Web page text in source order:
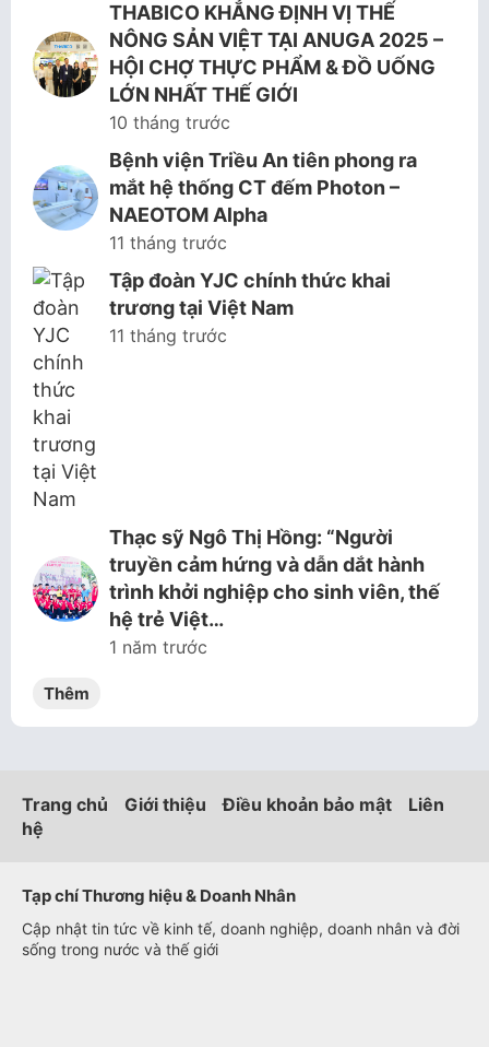
THABICO KHẲNG ĐỊNH VỊ THẾ
NÔNG SẢN VIỆT TẠI ANUGA 2025 –
HỘI CHỢ THỰC PHẨM & ĐỒ UỐNG
LỚN NHẤT THẾ GIỚI
10 tháng trước
Bệnh viện Triều An tiên phong ra
mắt hệ thống CT đếm Photon –
NAEOTOM Alpha
11 tháng trước
Tập đoàn YJC chính thức khai
trương tại Việt Nam
11 tháng trước
Thạc sỹ Ngô Thị Hồng: “Người
truyền cảm hứng và dẫn dắt hành
trình khởi nghiệp cho sinh viên, thế
hệ trẻ Việt…
1 năm trước
Thêm
Trang chủ Giới thiệu Điều khoản bảo mật
Liên
hệ
Tạp chí Thương hiệu & Doanh Nhân
Cập nhật tin tức về kinh tế, doanh nghiệp, doanh nhân và đời
sống trong nước và thế giới